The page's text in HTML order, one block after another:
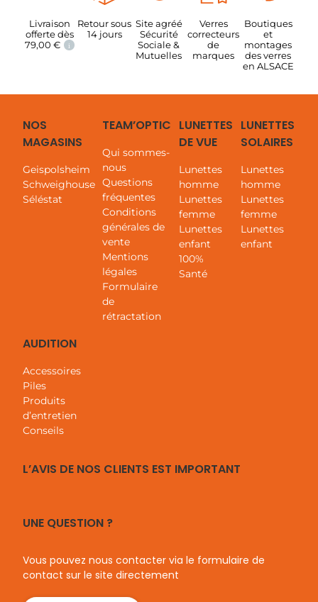
Livraison
offerte dès
79,00€ i
Retour sous
14 jours
Site agréé
Sécurité
Sociale &
Mutuelles
Verres
correcteurs
de
marques
Boutiques
et
montages
des verres
en ALSACE
NOS
MAGASINS
Geispolsheim
Schweighouse
Séléstat
TEAM’OPTIC
Qui sommes-
nous
Questions
fréquentes
Conditions
générales de
vente
Mentions
légales
Formulaire
de
rétractation
LUNETTES
DE VUE
Lunettes
homme
Lunettes
femme
Lunettes
enfant
100%
Santé
LUNETTES
SOLAIRES
Lunettes
homme
Lunettes
femme
Lunettes
enfant
AUDITION
Accessoires
Piles
Produits
d’entretien
Conseils
L’AVIS DE NOS CLIENTS EST IMPORTANT
UNE QUESTION ?
Vous pouvez nous contacter via le formulaire de
contact sur le site directement